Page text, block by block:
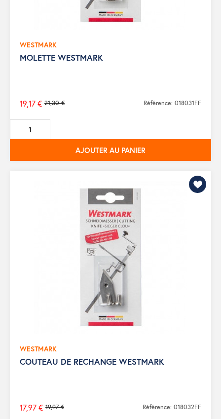
WESTMARK
MOLETTE WESTMARK
Prix
de
base
21,30 €
19,17 € Référence: 018031FF
AJOUTER AU PANIER
WESTMARK
COUTEAU DE RECHANGE WESTMARK
Prix
19,97 €
17,97 € Référence: 018032FF